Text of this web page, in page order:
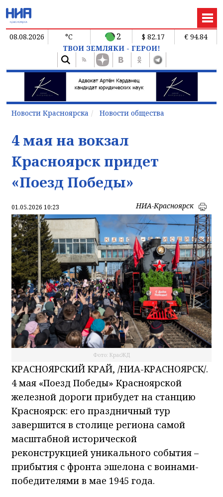
08.08.2026 °C 2 $ 82.17
€ 94.84
ТВОИ ЗЕМЛЯКИ - ГЕРОИ!
Новости Красноярска Новости общества
4 мая на вокзал
Красноярск придет
«Поезд Победы»
01.05.2026 10:23 НИА-Красноярск
Фото: КрасЖД
КРАСНОЯРСКИЙ КРАЙ, /НИА-КРАСНОЯРСК/.
4 мая «Поезд Победы» Красноярской
железной дороги прибудет на станцию
Красноярск: его праздничный тур
завершится в столице региона самой
масштабной исторической
реконструкцией уникального события –
прибытия с фронта эшелона с воинами-
победителями в мае 1945 года.